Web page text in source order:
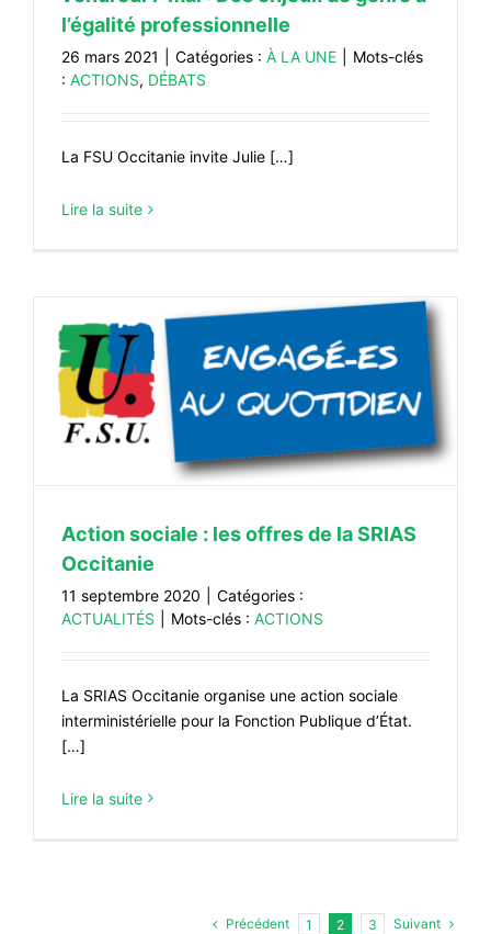
l’égalité professionnelle
26 mars 2021 Catégories : À LA UNE
Mots-clés
: ACTIONS, DÉBATS
La FSU Occitanie invite Julie […]
Lire la suite
Action sociale : les offres de la SRIAS
Occitanie
11 septembre 2020
Catégories :
ACTUALITÉS
Mots-clés : ACTIONS
La SRIAS Occitanie organise une action sociale
interministérielle pour la Fonction Publique d’État.
[…]
Lire la suite
Précédent 1 2 3 Suivant